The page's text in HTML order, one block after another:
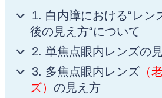
1. 白内障における“レン
後の見え方“について
2. 単焦点眼内レンズの
3. 多焦点眼内レンズ（
ズ） の見え方